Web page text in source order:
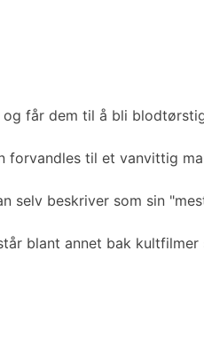
og får dem til å bli
til et vanvittig
selv beskriver som sin
annet bak kultfilmer